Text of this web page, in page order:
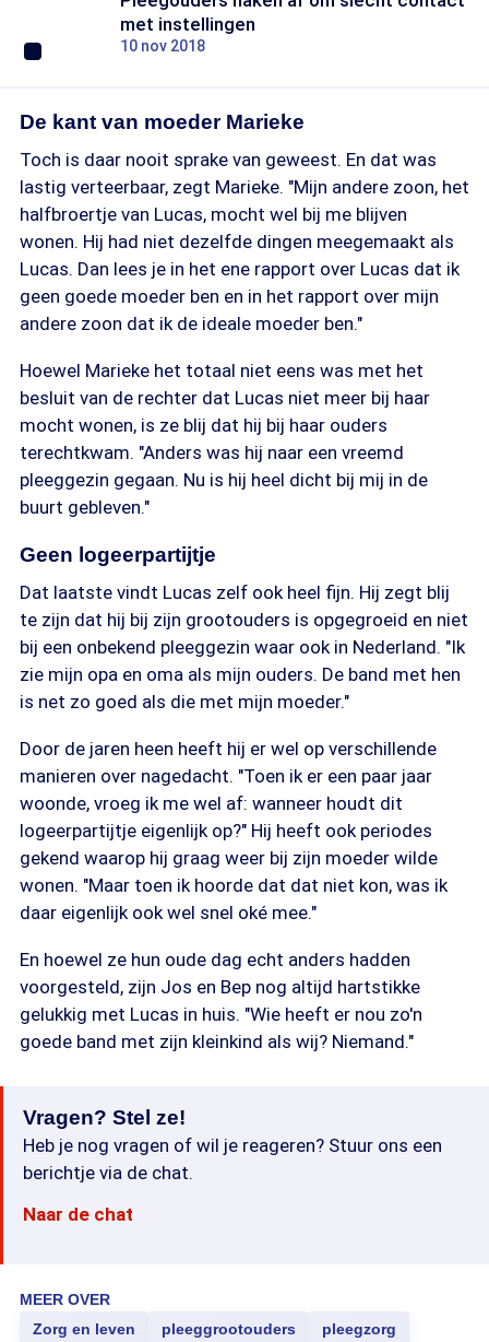
met instellingen
10 nov 2018
De kant van moeder Marieke
Toch is daar nooit sprake van geweest. En dat was
lastig verteerbaar, zegt Marieke. "Mijn andere zoon, het
halfbroertje van Lucas, mocht wel bij me blijven
wonen. Hij had niet dezelfde dingen meegemaakt als
Lucas. Dan lees je in het ene rapport over Lucas dat ik
geen goede moeder ben en in het rapport over mijn
andere zoon dat ik de ideale moeder ben."
Hoewel Marieke het totaal niet eens was met het
besluit van de rechter dat Lucas niet meer bij haar
mocht wonen, is ze blij dat hij bij haar ouders
terechtkwam. "Anders was hij naar een vreemd
pleeggezin gegaan. Nu is hij heel dicht bij mij in de
buurt gebleven."
Geen logeerpartijtje
Dat laatste vindt Lucas zelf ook heel fijn. Hij zegt blij
te zijn dat hij bij zijn grootouders is opgegroeid en niet
bij een onbekend pleeggezin waar ook in Nederland. "Ik
zie mijn opa en oma als mijn ouders. De band met hen
is net zo goed als die met mijn moeder."
Door de jaren heen heeft hij er wel op verschillende
manieren over nagedacht. "Toen ik er een paar jaar
woonde, vroeg ik me wel af: wanneer houdt dit
logeerpartijtje eigenlijk op?" Hij heeft ook periodes
gekend waarop hij graag weer bij zijn moeder wilde
wonen. "Maar toen ik hoorde dat dat niet kon, was ik
daar eigenlijk ook wel snel oké mee."
En hoewel ze hun oude dag echt anders hadden
voorgesteld, zijn Jos en Bep nog altijd hartstikke
gelukkig met Lucas in huis. "Wie heeft er nou zo'n
goede band met zijn kleinkind als wij? Niemand."
Vragen? Stel ze!
Heb je nog vragen of wil je reageren? Stuur ons een
berichtje via de chat.
Naar de chat
MEER OVER
Zorg en leven
pleeggrootouders pleegzorg